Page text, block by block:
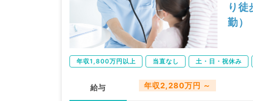
り
勤）
年収1,800万円以上 当直なし 土・日・祝休み
給与 年収2,280万円 ～